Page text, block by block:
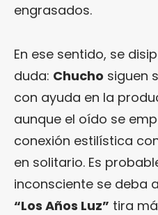
engrasados.
En ese sentido, se
duda: Chucho siguen
con ayuda en la
aunque el oído se
conexión estilística
en solitario. Es
inconsciente se deba
“Los Años Luz” tira